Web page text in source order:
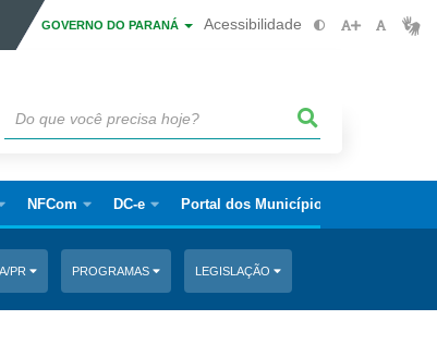
GOVERNO DO PARANÁ Acessibilidade
NFCom DC-e Portal dos Municípios
PR PROGRAMAS LEGISLAÇÃO